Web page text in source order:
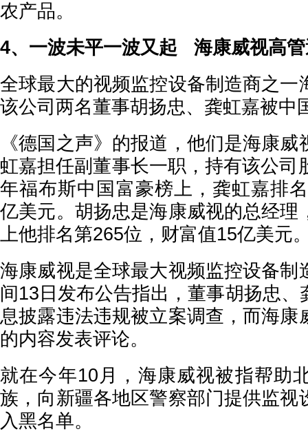
农产品。
4、一波未平一波又起 海康威视高
全球最大的视频监控设备制造商之一
该公司两名董事胡扬忠、龚虹嘉被中
《德国之声》的报道，他们是海康
虹嘉担任副董事长一职，持有该公司
年福布斯中国富豪榜上，龚虹嘉排
亿美元。胡扬忠是海康威视的总经理
上他排名第265位，财富值15亿美元
海康威视是全球最大视频监控设备制
间13日发布公告指出，董事胡扬忠、
息披露违法违规被立案调查，而海康
的内容发表评论。
就在今年10月，海康威视被指帮助
族，向新疆各地区警察部门提供监视
入黑名单。